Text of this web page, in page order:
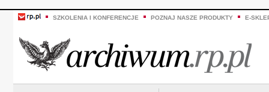
SZKOLENIA I KONFERENCJE POZNAJ NASZE PRODUKTY E-